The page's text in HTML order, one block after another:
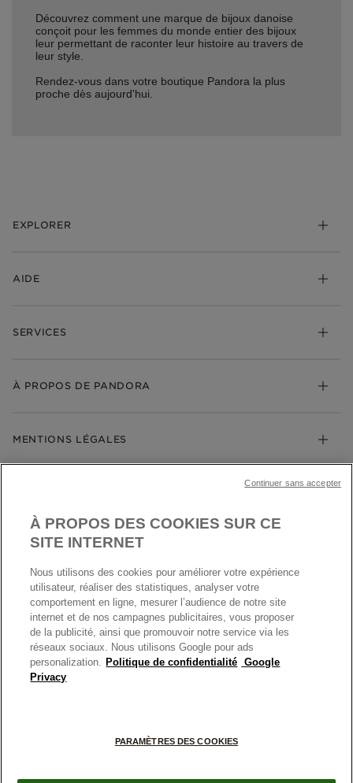
Découvrez comment une marque de bijoux danoise
conçoit pour les femmes du monde entier des bijoux
leur permettant de raconter leur histoire au travers de
leur style.
Rendez-vous dans votre boutique Pandora la plus
proche dès aujourd'hui.
EXPLORER
Bijoux
Trouver une boutique
AIDE
Suivre ma commande
Échanges et retours
Prix en ligne et en boutique
Plan du site
SERVICES
Gravure
À PROPOS DE PANDORA
Carrières
MENTIONS LÉGALES
Politique des cookies
Politique de confidentialité
Conditions générales de vente
Conditions générales de vente Click & Collect
Plateforme ODR
Information sur le fabricant et l'importateur
Index égalité Femme/Homme
FRANCE
France
© TOUS DROITS RESERVES. 2026 Pandora
À PROPOS DES COOKIES SUR CE
SITE INTERNET
Nous utilisons des cookies pour améliorer votre expérience
utilisateur, réaliser des statistiques, analyser votre
comportement en ligne, mesurer l’audience de notre site
internet et de nos campagnes publicitaires, vous proposer
de la publicité, ainsi que promouvoir notre service via les
réseaux sociaux. Nous utilisons Google pour ads
personalization. Politique de confidentialité Google
Privacy
PARAMÈTRES DES COOKIES
Continuer sans accepter